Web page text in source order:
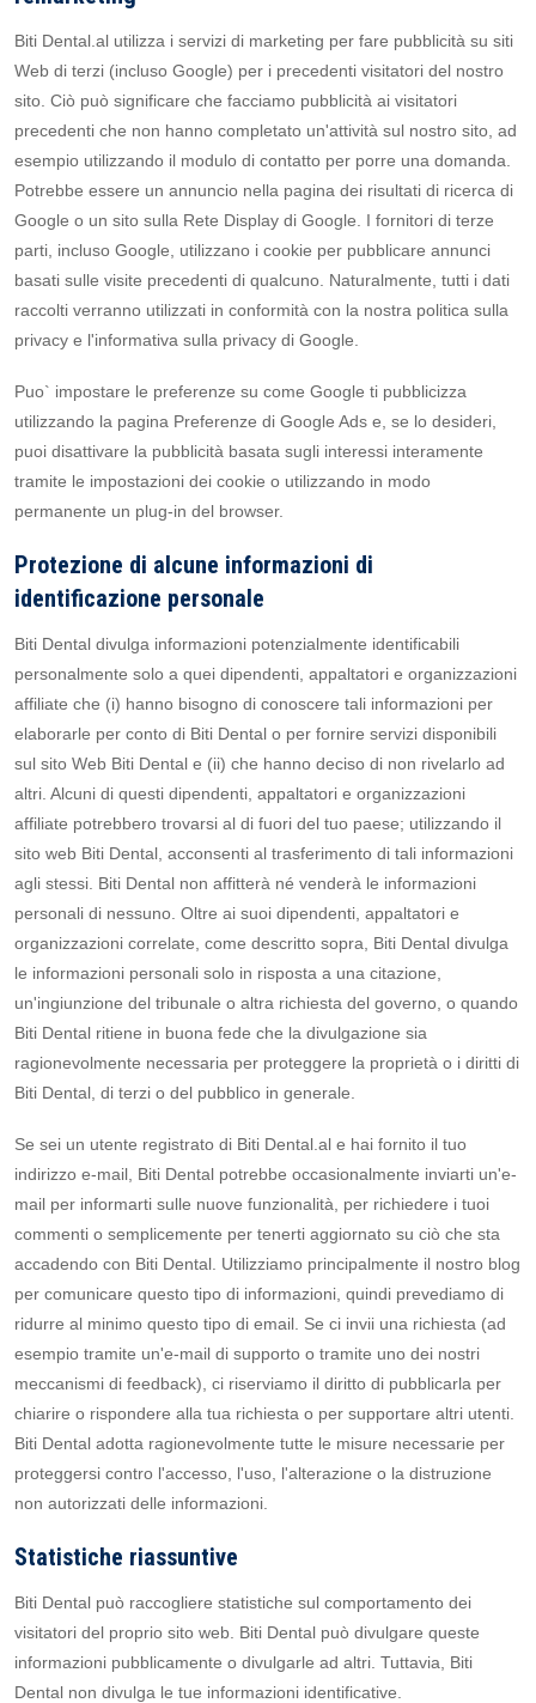
Biti Dental.al utilizza i servizi di marketing per fare pubblicità su siti
Web di terzi (incluso Google) per i precedenti visitatori del nostro
sito. Ciò può significare che facciamo pubblicità ai visitatori
precedenti che non hanno completato un'attività sul nostro sito, ad
esempio utilizzando il modulo di contatto per porre una domanda.
Potrebbe essere un annuncio nella pagina dei risultati di ricerca di
Google o un sito sulla Rete Display di Google. I fornitori di terze
parti, incluso Google, utilizzano i cookie per pubblicare annunci
basati sulle visite precedenti di qualcuno. Naturalmente, tutti i dati
raccolti verranno utilizzati in conformità con la nostra politica sulla
privacy e l'informativa sulla privacy di Google.
Puo` impostare le preferenze su come Google ti pubblicizza
utilizzando la pagina Preferenze di Google Ads e, se lo desideri,
puoi disattivare la pubblicità basata sugli interessi interamente
tramite le impostazioni dei cookie o utilizzando in modo
permanente un plug-in del browser.
Protezione di alcune informazioni di
identificazione personale
Biti Dental divulga informazioni potenzialmente identificabili
personalmente solo a quei dipendenti, appaltatori e organizzazioni
affiliate che (i) hanno bisogno di conoscere tali informazioni per
elaborarle per conto di Biti Dental o per fornire servizi disponibili
sul sito Web Biti Dental e (ii) che hanno deciso di non rivelarlo ad
altri. Alcuni di questi dipendenti, appaltatori e organizzazioni
affiliate potrebbero trovarsi al di fuori del tuo paese; utilizzando il
sito web Biti Dental, acconsenti al trasferimento di tali informazioni
agli stessi. Biti Dental non affitterà né venderà le informazioni
personali di nessuno. Oltre ai suoi dipendenti, appaltatori e
organizzazioni correlate, come descritto sopra, Biti Dental divulga
le informazioni personali solo in risposta a una citazione,
un'ingiunzione del tribunale o altra richiesta del governo, o quando
Biti Dental ritiene in buona fede che la divulgazione sia
ragionevolmente necessaria per proteggere la proprietà o i diritti di
Biti Dental, di terzi o del pubblico in generale.
Se sei un utente registrato di Biti Dental.al e hai fornito il tuo
indirizzo e-mail, Biti Dental potrebbe occasionalmente inviarti un'e-
mail per informarti sulle nuove funzionalità, per richiedere i tuoi
commenti o semplicemente per tenerti aggiornato su ciò che sta
accadendo con Biti Dental. Utilizziamo principalmente il nostro blog
per comunicare questo tipo di informazioni, quindi prevediamo di
ridurre al minimo questo tipo di email. Se ci invii una richiesta (ad
esempio tramite un'e-mail di supporto o tramite uno dei nostri
meccanismi di feedback), ci riserviamo il diritto di pubblicarla per
chiarire o rispondere alla tua richiesta o per supportare altri utenti.
Biti Dental adotta ragionevolmente tutte le misure necessarie per
proteggersi contro l'accesso, l'uso, l'alterazione o la distruzione
non autorizzati delle informazioni.
Statistiche riassuntive
Biti Dental può raccogliere statistiche sul comportamento dei
visitatori del proprio sito web. Biti Dental può divulgare queste
informazioni pubblicamente o divulgarle ad altri. Tuttavia, Biti
Dental non divulga le tue informazioni identificative.